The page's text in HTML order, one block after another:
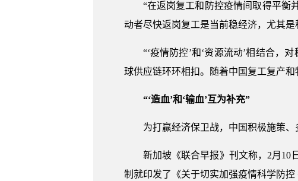
“在返岗复工和防控疫情间取得平衡
动者尽快返岗复工是当前稳经济，尤其是
“‘疫情防控’和‘资源流动’相结合，
球供应链环环相扣。随着中国复工复产
“‘造血’和‘输血’互为补充”
为打赢经济保卫战，中国积极施策、
新加坡《联合早报》刊文称，2月10
制就印发了《关于切实加强疫情科学防控